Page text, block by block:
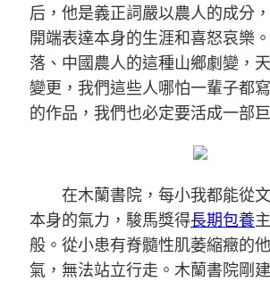
后，他是義正詞嚴以農人的成分
開端表達本身的生涯和喜怒哀樂
落、中國農人的這種山鄉劇變，
變更，我們這些人哪怕一輩子都
的作品，我們也必定要活成一部
在木蘭書院，每小我都能從
本身的氣力，駿馬獎得長期包養
般。從小患有脊髓性肌萎縮癥的
氣，無法站立行走。木蘭書院剛